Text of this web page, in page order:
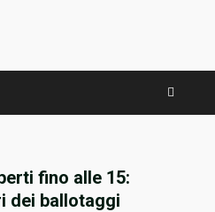
fino alle 15:
dei ballotaggi